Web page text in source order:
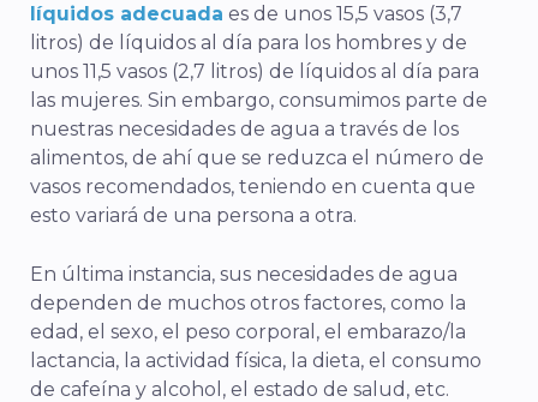
líquidos adecuada es de unos 15,5 vasos (3,7
litros) de líquidos al día para los hombres y de
unos 11,5 vasos (2,7 litros) de líquidos al día para
las mujeres. Sin embargo, consumimos parte de
nuestras necesidades de agua a través de los
alimentos, de ahí que se reduzca el número de
vasos recomendados, teniendo en cuenta que
esto variará de una persona a otra.
En última instancia, sus necesidades de agua
dependen de muchos otros factores, como la
edad, el sexo, el peso corporal, el embarazo/la
lactancia, la actividad física, la dieta, el consumo
de cafeína y alcohol, el estado de salud, etc.